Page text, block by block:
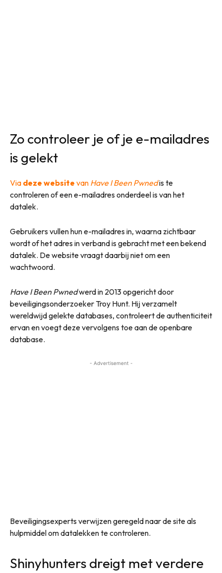
Zo controleer je of je e-mailadres
is gelekt
Via deze website van Have I Been Pwnedis te
controleren of een e-mailadres onderdeel is van het
datalek.
Gebruikers vullen hun e-mailadres in, waarna zichtbaar
wordt of het adres in verband is gebracht met een bekend
datalek. De website vraagt daarbij niet om een
wachtwoord.
Have I Been Pwnedwerd in 2013 opgericht door
beveiligingsonderzoeker Troy Hunt. Hij verzamelt
wereldwijd gelekte databases, controleert de authenticiteit
ervan en voegt deze vervolgens toe aan de openbare
database.
- Advertisement -
Beveiligingsexperts verwijzen geregeld naar de site als
hulpmiddel om datalekken te controleren.
Shinyhunters dreigt met verdere